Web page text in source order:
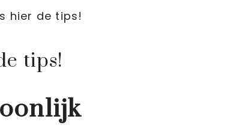
hier de tips!
tips!